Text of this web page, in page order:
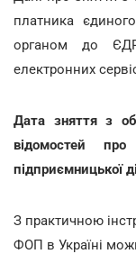
платника
органом до
електронних
Дата зняття з
відомостей
підприємницької
З практичною
ФОП в Україні